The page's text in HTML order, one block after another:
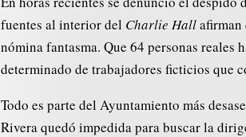
fuentes al interior del Charlie Hallafirman
nómina fantasma. Que 64 personas
determinado de trabajadores ficticios que
Todo es parte del Ayuntamiento más
Rivera quedó impedida para buscar la